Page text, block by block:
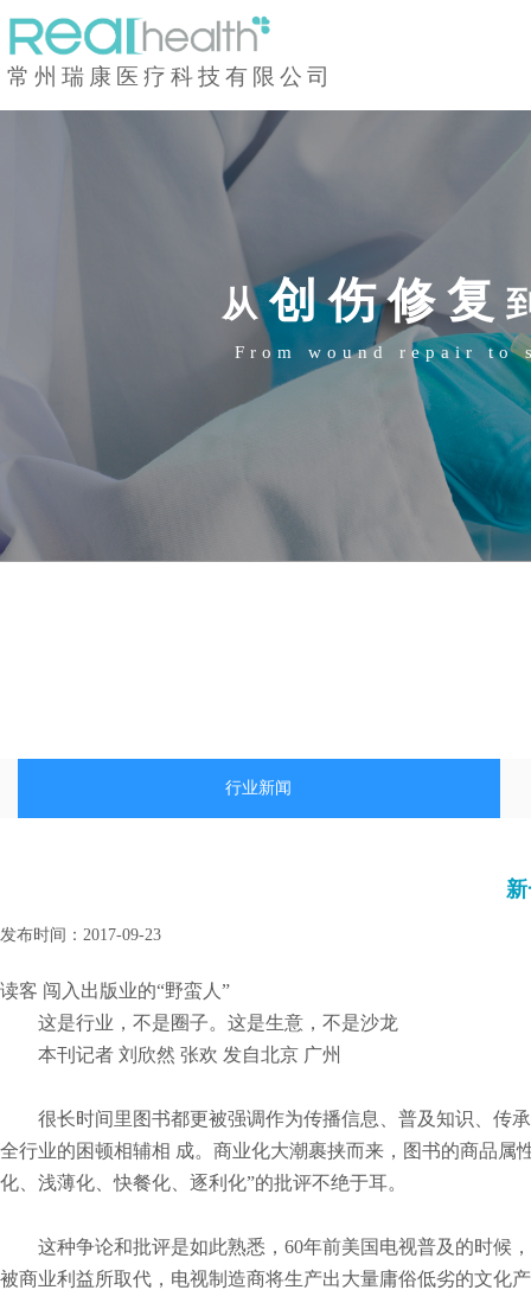
常州瑞康医疗科技有限公司
从创伤修复
From wound repair to
行业新闻
发布时间： 2017-09-23
读客 闯入出版业的“野蛮人”
这是行业，不是圈子。这是生意，不是沙龙
本刊记者 刘欣然 张欢 发自北京 广州
很长时间里图书都更被强调作为传播信息、普及知识、传承
全行业的困顿相辅相 成。商业化大潮裹挟而来，图书的商品属
化、浅薄化、快餐化、逐利化”的批评不绝于耳。
这种争论和批评是如此熟悉，60年前美国电视普及的时候，
被商业利益所取代，电视制造商将生产出大量庸俗低劣的文化